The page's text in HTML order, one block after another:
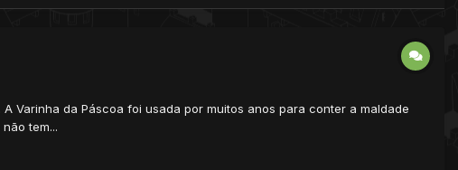
Varinha da Páscoa foi usada por muitos anos para conter a maldade
tem...